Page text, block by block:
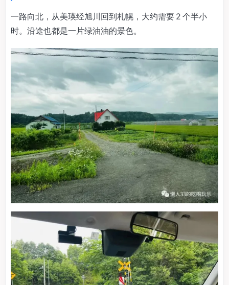
一路向北，从美瑛经旭川回到札幌，大约需要 2 个半小
时。沿途也都是一片绿油油的景色。